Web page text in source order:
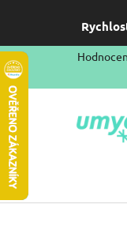
obsah